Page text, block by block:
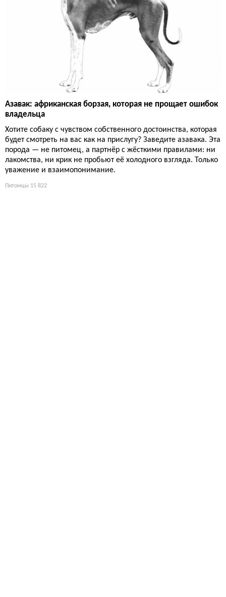
Азавак: африканская борзая, которая не прощает ошибок
владельца
Хотите собаку с чувством собственного достоинства, которая
будет смотреть на вас как на прислугу? Заведите азавака. Эта
порода — не питомец, а партнёр с жёсткими правилами: ни
лакомства, ни крик не пробьют её холодного взгляда. Только
уважение и взаимопонимание.
Питомцы 15 822